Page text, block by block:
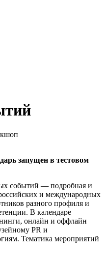
запущен в тестовом
событий — подробная и
и международных
разного профиля и
В календаре
онлайн и оффлайн
PR и
Тематика мероприятий